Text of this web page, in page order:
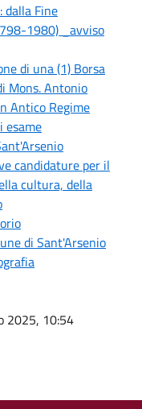
dalla Fine
1980) _avviso
di una (1) Borsa
Mons. Antonio
Antico Regime
esame
candidature per il
cultura, della
di Sant'Arsenio
2025, 10:54